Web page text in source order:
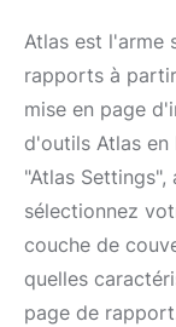
Atlas est l'arme
rapports à
mise en page
d'outils Atlas en
"Atlas
sélectionnez
couche de
quelles
page de